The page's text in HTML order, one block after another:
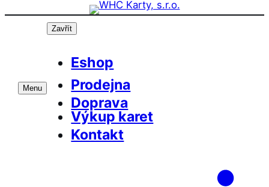
Přeskočit
Menu
Zavřít
Eshop
Prodejna
Doprava
Výkup karet
Kontakt